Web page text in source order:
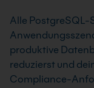
Alle PostgreSQL-
produktive
reduzierst und
Compliance-